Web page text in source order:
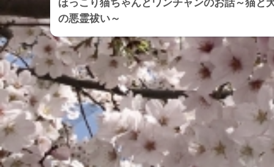
ほっこり猫ちゃんとワンチャンのお話～猫と
の悪霊祓い～